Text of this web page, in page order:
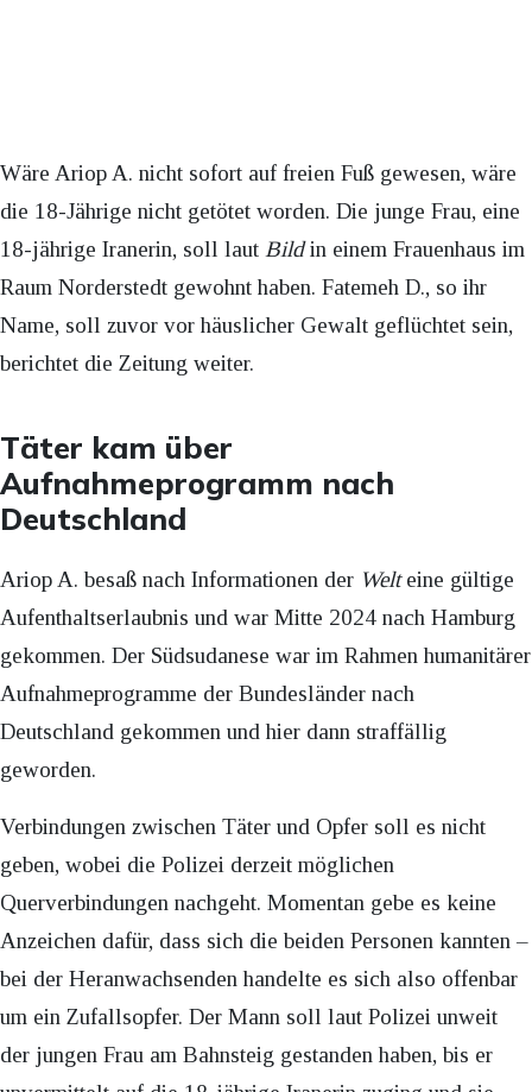
Wäre Ariop A. nicht sofort auf freien Fuß gewesen, wäre
die 18-Jährige nicht getötet worden. Die junge Frau, eine
18-jährige Iranerin, soll laut Bildin einem Frauenhaus im
Raum Norderstedt gewohnt haben. Fatemeh D., so ihr
Name, soll zuvor vor häuslicher Gewalt geflüchtet sein,
berichtet die Zeitung weiter.
Täter kam über
Aufnahmeprogramm nach
Deutschland
Ariop A. besaß nach Informationen der Welteine gültige
Aufenthaltserlaubnis und war Mitte 2024 nach Hamburg
gekommen. Der Südsudanese war im Rahmen humanitärer
Aufnahmeprogramme der Bundesländer nach
Deutschland gekommen und hier dann straffällig
geworden.
Verbindungen zwischen Täter und Opfer soll es nicht
geben, wobei die Polizei derzeit möglichen
Querverbindungen nachgeht. Momentan gebe es keine
Anzeichen dafür, dass sich die beiden Personen kannten –
bei der Heranwachsenden handelte es sich also offenbar
um ein Zufallsopfer. Der Mann soll laut Polizei unweit
der jungen Frau am Bahnsteig gestanden haben, bis er